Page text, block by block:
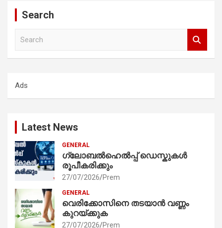
Search
h
Ads
Latest News
GENERAL
ഗ്ലോബൽഹെൽപ്പ് ഡെസ്കുകൾ
രൂപീകരിക്കും
27/07/2026 Prem
GENERAL
വെരിക്കോസിനെ തടയാൻ വണ്ണം
കുറയ്ക്കുക
27/07/2026 Prem